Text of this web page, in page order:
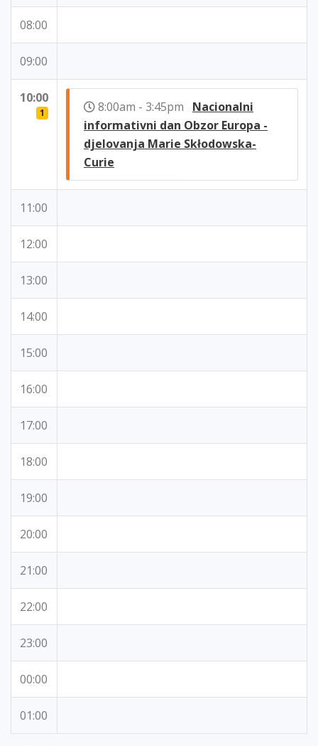
08:00
09:00
10:00
1 8:00am - 3:45pm Nacionalni
informativni dan Obzor Europa -
djelovanja Marie Skłodowska-
Curie
11:00
12:00
13:00
14:00
15:00
16:00
17:00
18:00
19:00
20:00
21:00
22:00
23:00
00:00
01:00